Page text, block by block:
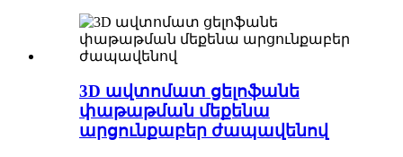
3D ավտոմատ ցելոֆանե
փաթաթման մեքենա
արցունքաբեր ժապավենով